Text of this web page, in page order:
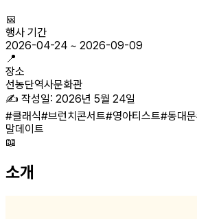
📅
행사 기간
2026-04-24 ~ 2026-09-09
📍
장소
선농단역사문화관
✍️ 작성일: 2026년 5월 24일
#클래식#브런치콘서트#영아티스트#동대문
말데이트
📖
소개